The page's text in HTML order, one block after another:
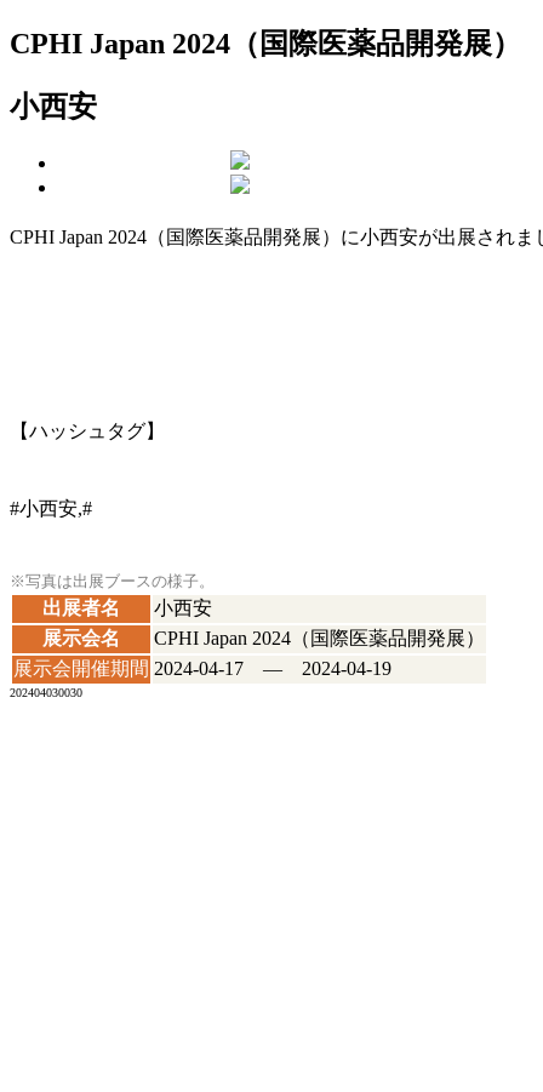
CPHI Japan 2024（国際医薬品開発展）
小西安
CPHI Japan 2024（国際医薬品開発展）に小西安が出展されま
【ハッシュタグ】
#小西安,#
※写真は出展ブースの様子。
出展者名
小西安
展示会名
CPHI Japan 2024（国際医薬品開発展）
展示会開催期間 2024-04-17 ― 2024-04-19
202404030030